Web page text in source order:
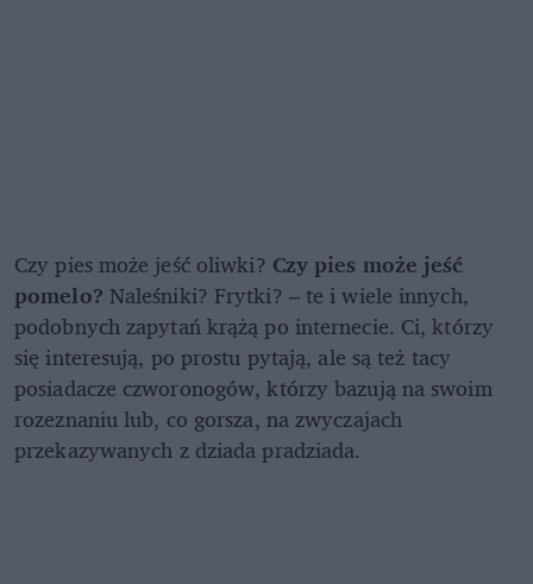
Czy pies może jeść oliwki? Czy pies może jeść
pomelo? Naleśniki? Frytki? – te i wiele innych,
podobnych zapytań krążą po internecie. Ci, którzy
się interesują, po prostu pytają, ale są też tacy
posiadacze czworonogów, którzy bazują na swoim
rozeznaniu lub, co gorsza, na zwyczajach
przekazywanych z dziada pradziada.